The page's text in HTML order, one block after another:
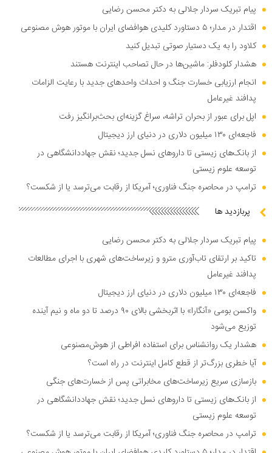
پیام تبریک سردار جلالی به دکتر محسن رضایی
اقتدار در مدار؛ ۵ دستاورد کلیدی هوافضای ایران با موتور هوش مصنوعی
کلاود را به یک دستیار صوتی تبدیل کنید
هشدار کلودفلر: ماشین‌ها در حال تصاحب اینترنت هستند
انجام ارزیابی خسارت جنگ و احداث واحد‌های جدید با رعایت الزامات
پدافند غیرعامل
اپل برای عبور از بحران تراشه، سراغ گزینه‌ای بحث‌برانگیز رفت
فاجعه‌ای ۱۳۰ میلیون دلاری در دنیای ارز دیجیتال
از بانک‌های زیستی تا دارو‌های نسل جدید؛ نقش جهاددانشگاهی در
توسعه علوم زیستی
ترامپ در محاصره جنگ فناوری؛ آمریکا از رقابت می‌ترسد یا از شکست؟
پربازدید ها
پیام تبریک سردار جلالی به دکتر محسن رضایی
تاکید بر ارتقای تاب‌آوری مترو و زیرساخت‌های شهری با اجرای مطالعات
پدافند غیرعامل
فاجعه‌ای ۱۳۰ میلیون دلاری در دنیای ارز دیجیتال
واکسن بومی «آنگارا» با اثربخشی بالای ۹۰ درصد تا دو ماه و نیم آینده
توزیع می‌شود
هشدار یک روانشناس برای استفاده افراطی از هوش‌مصنوعی
آیا خطری بزرگ‌تر از قطع کامل اینترنت در راه است؟
بازسازی سریع زیرساخت‌های مخابراتی پس از خسارت‌های جنگی
از بانک‌های زیستی تا دارو‌های نسل جدید؛ نقش جهاددانشگاهی در
توسعه علوم زیستی
ترامپ در محاصره جنگ فناوری؛ آمریکا از رقابت می‌ترسد یا از شکست؟